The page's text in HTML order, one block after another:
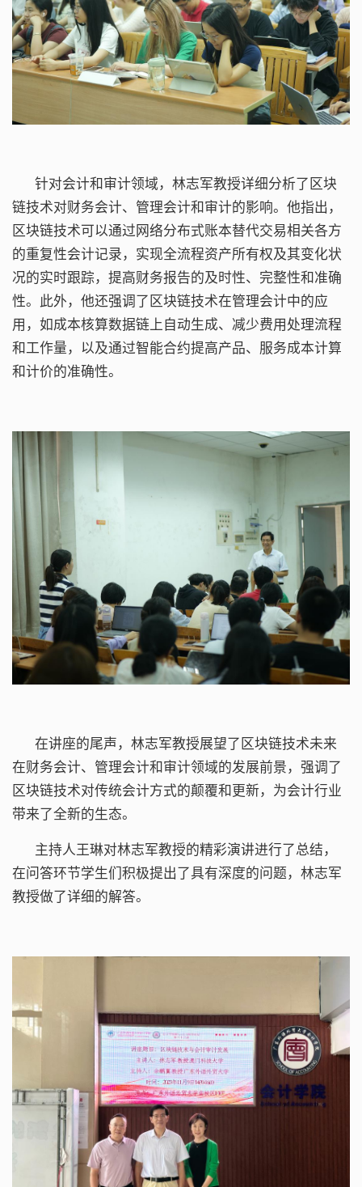
针对会计和审计领域，林志军教授详细分析了区块
链技术对财务会计、管理会计和审计的影响。他指出，
区块链技术可以通过网络分布式账本替代交易相关各方
的重复性会计记录，实现全流程资产所有权及其变化状
况的实时跟踪，提高财务报告的及时性、完整性和准确
性。此外，他还强调了区块链技术在管理会计中的应
用，如成本核算数据链上自动生成、减少费用处理流程
和工作量，以及通过智能合约提高产品、服务成本计算
和计价的准确性。
在讲座的尾声，林志军教授展望了区块链技术未来
在财务会计、管理会计和审计领域的发展前景，强调了
区块链技术对传统会计方式的颠覆和更新，为会计行业
带来了全新的生态。
主持人王琳对林志军教授的精彩演讲进行了总结，
在问答环节学生们积极提出了具有深度的问题，林志军
教授做了详细的解答。